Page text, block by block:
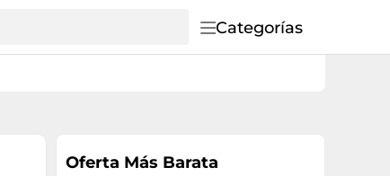
Categorías
Oferta Más Barata